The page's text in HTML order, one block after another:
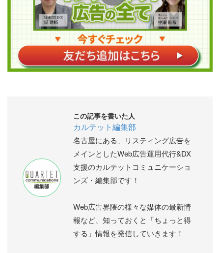
この記事を書いた人
カルテット編集部
名古屋にある、リスティング広告を
メインとしたWeb広告運用代行&DX
支援のカルテットコミュニケーショ
ンズ・編集部です！
Web広告界隈の様々な媒体の最新情
報など、知っておくと「ちょっと得
する」情報を発信していきます！